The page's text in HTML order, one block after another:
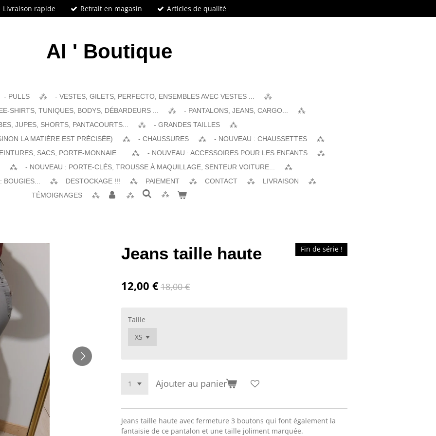
Livraison rapide Retrait en magasin Articles de qualité
Al ' Boutique
- PULLS
- VESTES, GILETS, PERFECTO, ENSEMBLES AVEC VESTES ...
SHIRTS, TUNIQUES, BODYS, DÉBARDEURS ...
- PANTALONS, JEANS, CARGO...
JUPES, SHORTS, PANTACOURTS...
- GRANDES TAILLES
LA MATIÈRE EST PRÉCISÉE)
- CHAUSSURES
- NOUVEAU : CHAUSSETTES
SACS, PORTE-MONNAIE...
- NOUVEAU : ACCESSOIRES POUR LES ENFANTS
- NOUVEAU : PORTE-CLÉS, TROUSSE À MAQUILLAGE, SENTEUR VOITURE...
DESTOCKAGE !!! PAIEMENT CONTACT
LIVRAISON
TÉMOIGNAGES
Jeans taille haute Fin de série !
12,00 €18,00 €
Taille
Ajouter au panier
Jeans taille haute avec fermeture 3 boutons qui font également la
fantaisie de ce pantalon et une taille joliment marquée.